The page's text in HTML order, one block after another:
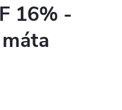
16% -